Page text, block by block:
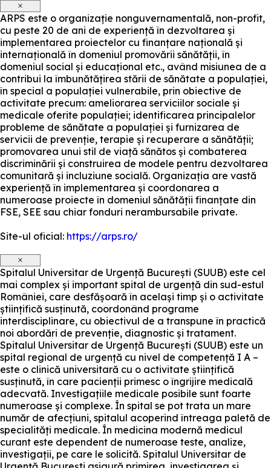
×
ARPS este o organizație nonguvernamentală, non-profit,
cu peste 20 de ani de experiență în dezvoltarea și
implementarea proiectelor cu finanțare națională și
internațională în domeniul promovării sănătății, în
domeniul social și educațional etc., având misiunea de a
contribui la îmbunătățirea stării de sănătate a populației,
în special a populației vulnerabile, prin obiective de
activitate precum: ameliorarea serviciilor sociale și
medicale oferite populației; identificarea principalelor
probleme de sănătate a populației și furnizarea de
servicii de prevenție, terapie și recuperare a sănătății;
promovarea unui stil de viață sănătos și combaterea
discriminării și construirea de modele pentru dezvoltarea
comunitară și incluziune socială. Organizația are vastă
experiență în implementarea și coordonarea a
numeroase proiecte în domeniul sănătății finanțate din
FSE, SEE sau chiar fonduri nerambursabile private.
Site-ul oficial: https://arps.ro/
×
Spitalul Universitar de Urgență București (SUUB) este cel
mai complex și important spital de urgență din sud-estul
României, care desfășoară în același timp și o activitate
științifică susținută, coordonând programe
interdisciplinare, cu obiectivul de a transpune în practică
noi abordări de prevenție, diagnostic și tratament.
Spitalul Universitar de Urgență București (SUUB) este un
spital regional de urgență cu nivel de competență I A –
este o clinică universitară cu o activitate științifică
susținută, în care pacienții primesc o îngrijire medicală
adecvată. Investigațiile medicale posibile sunt foarte
numeroase și complexe. În spital se pot trata un mare
număr de afecțiuni, spitalul acoperind întreaga paletă de
specialități medicale. În medicina modernă medicul
curant este dependent de numeroase teste, analize,
investigații, pe care le solicită. Spitalul Universitar de